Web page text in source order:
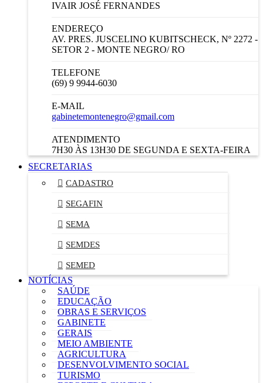
IVAIR JOSÉ FERNANDES
ENDEREÇO
AV. PRES. JUSCELINO KUBITSCHECK, Nº 2272 -
SETOR 2 - MONTE NEGRO/ RO
TELEFONE
(69) 9 9944-6030
E-MAIL
gabinetemontenegro@gmail.com
ATENDIMENTO
7H30 ÀS 13H30 DE SEGUNDA E SEXTA-FEIRA
SECRETARIAS
CADASTRO
SEGAFIN
SEMA
SEMDES
SEMED
NOTÍCIAS
SAÚDE
EDUCAÇÃO
OBRAS E SERVIÇOS
GABINETE
GERAIS
MEIO AMBIENTE
AGRICULTURA
DESENVOLVIMENTO SOCIAL
TURISMO